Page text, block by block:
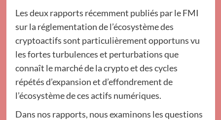
Les deux rapports récemment publiés par le FMI
sur la réglementation de l’écosystème des
cryptoactifs sont particulièrement opportuns vu
les fortes turbulences et perturbations que
connaît le marché de la crypto et des cycles
répétés d’expansion et d’effondrement de
l’écosystème de ces actifs numériques.
Dans nos rapports, nous examinons les questions